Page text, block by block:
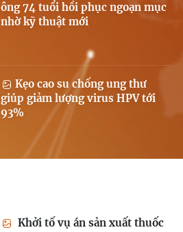
ông 74 tuổi hồi phục ngoạn mục
nhờ kỹ thuật mới
Kẹo cao su chống ung thư
giúp giảm lượng virus HPV tới
93%
Khởi tố vụ án sản xuất thuốc